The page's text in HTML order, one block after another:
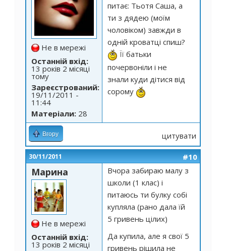
Не в мережі
Останній вхід:
13 років 2 місяці
тому
Зареєстрований:
19/11/2011 -
11:44
Матеріали: 28
питає: Тьотя Саша, а
ти з дядею (моїм
чоловіком) завжди в
одній кроватці спиш?
Її батьки
почервоніли і не
знали куди дітися від
сорому
Вгору цитувати
30/11/2011 #10
Марина
Не в мережі
Останній вхід:
13 років 2 місяці
Вчора забираю малу з
школи (1 клас) і
питаюсь ти булку собі
купляла (рано дала їй
5 гривень цілих)
Да купила, але я свої 5
гривень рішила не